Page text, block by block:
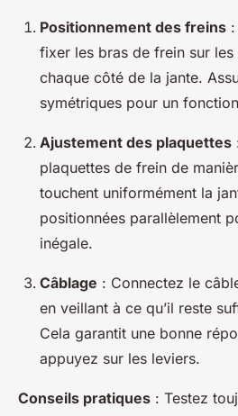
Positionnement des freins
fixer les bras de frein sur
chaque côté de la jante.
symétriques pour un
Ajustement des plaquettes
plaquettes de frein de
touchent uniformément la
positionnées parallèlement
inégale.
Câblage : Connectez le
en veillant à ce qu’il reste
Cela garantit une bonne
appuyez sur les leviers.
Conseils pratiques : Testez